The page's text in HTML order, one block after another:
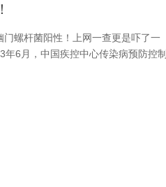
螺杆菌阳性！上网一查更是吓了一
6月，中国疾控中心传染病预防控制